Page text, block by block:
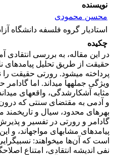
نویسنده
محسن محمودی
استادیار گروه فلسفه دانشگاه
چکیده
در این مقاله، به بررسی انتقادی
حقیقت از طریق تحلیل
پرداخته می­شود. رورتی حقیقت را
ویژگی جمله­ها می­داند. اما گادامر
مثابه آشکارشدگی، واقعه­ای
و آدمی به مقتضای سنتی که
بهره­ا­ی محدود، سیال و تاریخمند
گادامر و رورتی در تفسیر و
پیامدهای مشابه­ای مواجه­اند، و
است که آن‌ها می­خواهند:
نفی اندیشه انتقادی، امتناع